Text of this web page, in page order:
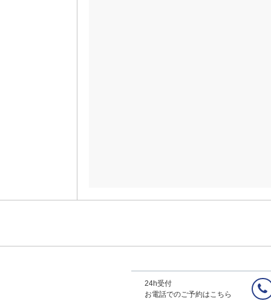
24h受付
お電話でのご予約はこちら